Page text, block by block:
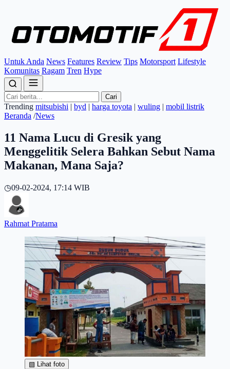
Untuk Anda News Features Review Tips Motorsport Lifestyle
Komunitas Ragam Tren Hype
Cari
Trending mitsubishi | byd | harga toyota | wuling | mobil listrik
Beranda /News
11 Nama Lucu di Gresik yang
Menggelitik Selera Bahkan Sebut Nama
Makanan, Mana Saja?
◷09-02-2024, 17:14 WIB
Rahmat Pratama
▧ Lihat foto